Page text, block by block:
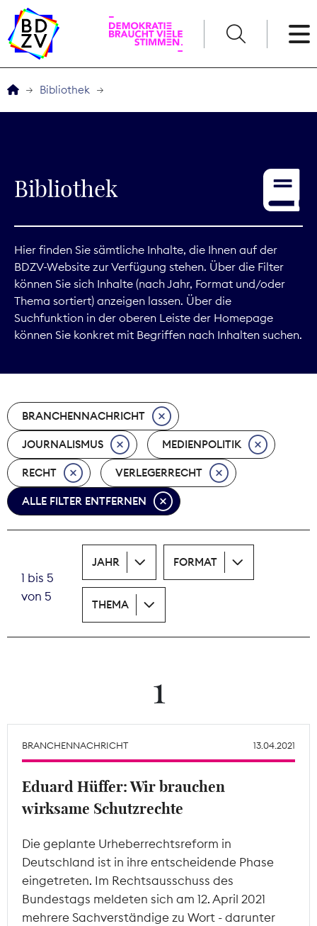
Service
Digitales
Kommunikation
Marktdaten
Nachhaltigkeit
Nachwuchs
Nova Award
Wächterpreis
Mitgliederbereich
Bibliothek
Bibliothek
Hier finden Sie sämtliche Inhalte, die Ihnen auf der
BDZV-Website zur Verfügung stehen. Über die Filter
können Sie sich Inhalte (nach Jahr, Format und/oder
Thema sortiert) anzeigen lassen. Über die
Suchfunktion in der oberen Leiste der Homepage
können Sie konkret mit Begriffen nach Inhalten suchen.
BRANCHENNACHRICHT
JOURNALISMUS MEDIENPOLITIK
RECHT VERLEGERRECHT
ALLE FILTER ENTFERNEN
1 bis 5
von 5
JAHR FORMAT
THEMA
1
BRANCHENNACHRICHT 13.04.2021
Eduard Hüffer: Wir brauchen
wirksame Schutzrechte
Die geplante Urheberrechtsreform in
Deutschland ist in ihre entscheidende Phase
eingetreten. Im Rechtsausschuss des
Bundestags meldeten sich am 12. April 2021
mehrere Sachverständige zu Wort - darunter